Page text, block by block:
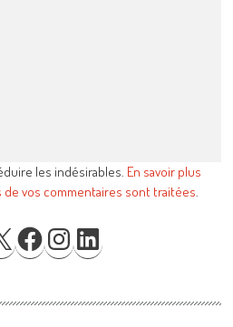
les indésirables. En savoir plus
vos commentaires sont traitées.